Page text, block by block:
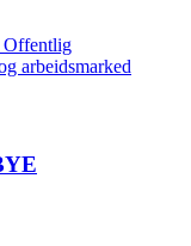
Offentlig
arbeidsmarked